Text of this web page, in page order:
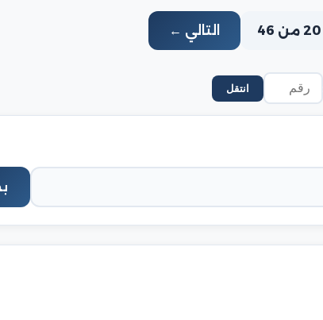
التالي ←
انتقل